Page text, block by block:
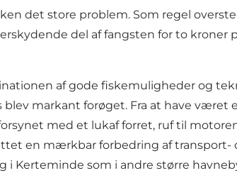
det store problem. Som regel
del af fangsten for to kroner
af gode fiskemuligheder og
markant forøget. Fra at have
med et lukaf forret, ruf til
en mærkbar forbedring af
i Kerteminde som i andre større